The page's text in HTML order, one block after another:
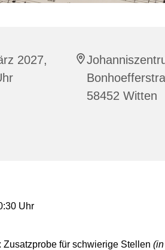
2027,
58452 Witten
Uhr
Zusatzprobe für schwierige Stellen